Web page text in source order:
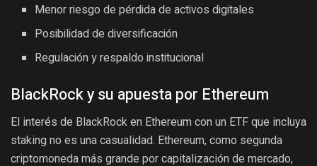
Menor riesgo de pérdida de activos digitales
Posibilidad de diversificación
Regulación y respaldo institucional
BlackRock y su apuesta por Ethereum
El interés de BlackRock en Ethereum con un ETF que incluya
staking no es una casualidad. Ethereum, como segunda
criptomoneda más grande por capitalización de mercado,